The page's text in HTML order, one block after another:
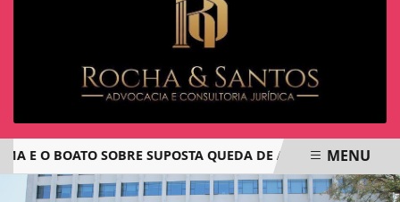
O BOATO SOBRE SUPOSTA QUEDA DE AVIÃO COM JOVENS
EM ALTA
MENU